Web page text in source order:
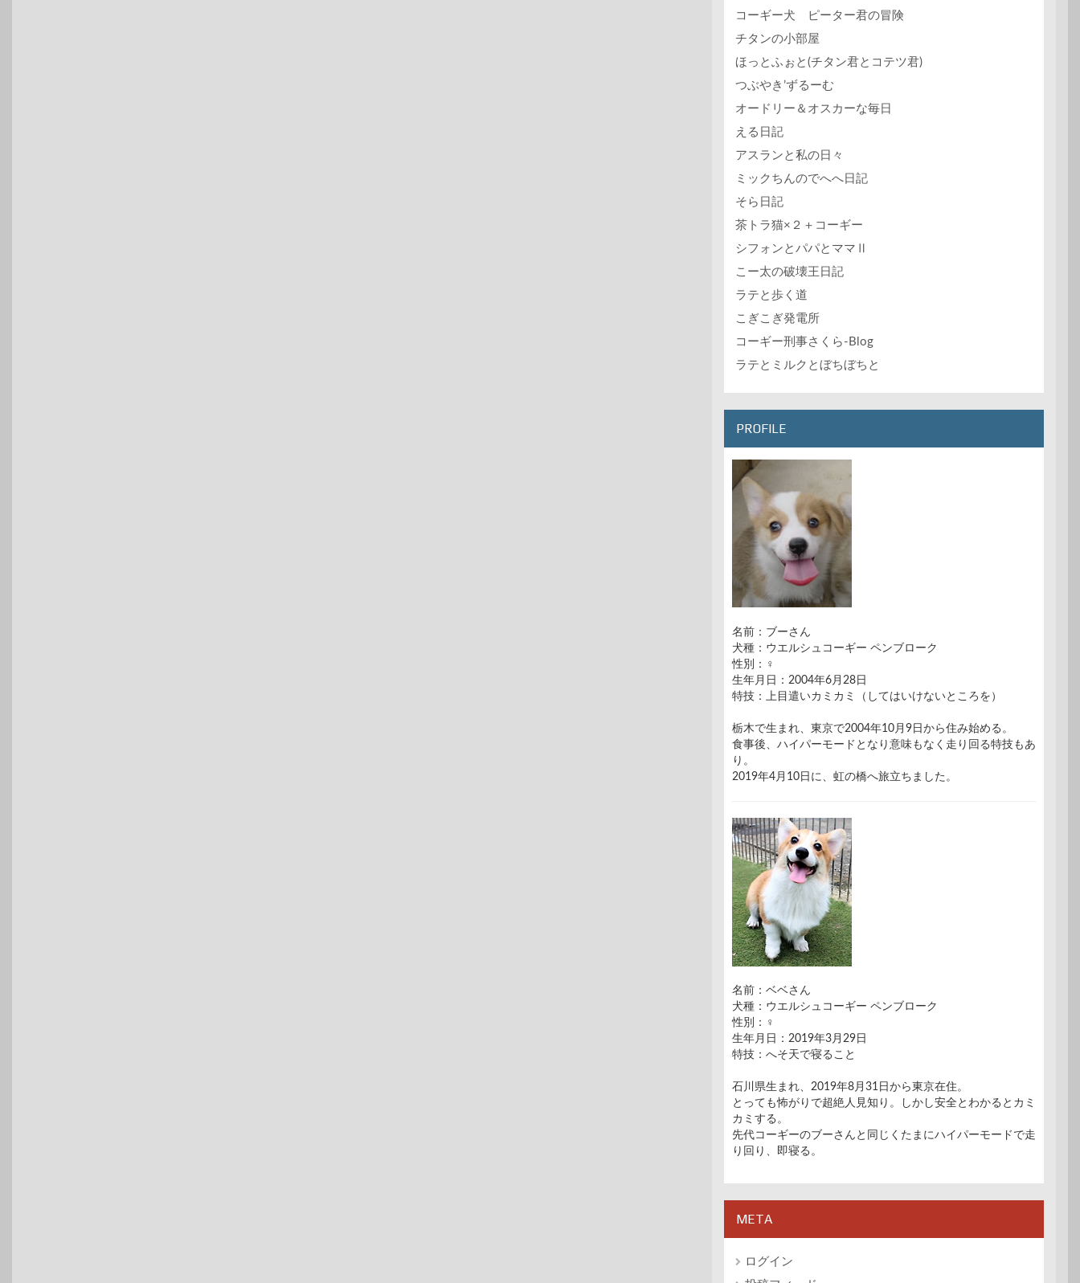
コーギー犬 ピーター君の冒険
チタンの小部屋
ほっとふぉと(チタン君とコテツ君)
つぶやき’ずるーむ
オードリー＆オスカーな毎日
える日記
アスランと私の日々
ミックちんのでへへ日記
そら日記
茶トラ猫×２＋コーギー
シフォンとパパとママⅡ
こー太の破壊王日記
ラテと歩く道
こぎこぎ発電所
コーギー刑事さくら-Blog
ラテとミルクとぼちぼちと
PROFILE
名前：ブーさん
犬種：ウエルシュコーギー ペンブローク
性別：♀
生年月日：2004年6月28日
特技：上目遣いカミカミ（してはいけないところを）
栃木で生まれ、東京で2004年10月9日から住み始める。
食事後、ハイパーモードとなり意味もなく走り回る特技もあ
り。
2019年4月10日に、虹の橋へ旅立ちました。
名前：ベベさん
犬種：ウエルシュコーギー ペンブローク
性別：♀
生年月日：2019年3月29日
特技：へそ天で寝ること
石川県生まれ、2019年8月31日から東京在住。
とっても怖がりで超絶人見知り。しかし安全とわかるとカミ
カミする。
先代コーギーのブーさんと同じくたまにハイパーモードで走
り回り、即寝る。
META
ログイン